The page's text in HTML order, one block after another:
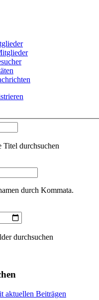
Titel durchsuchen
durch Kommata.
durchsuchen
aktuellen Beiträgen